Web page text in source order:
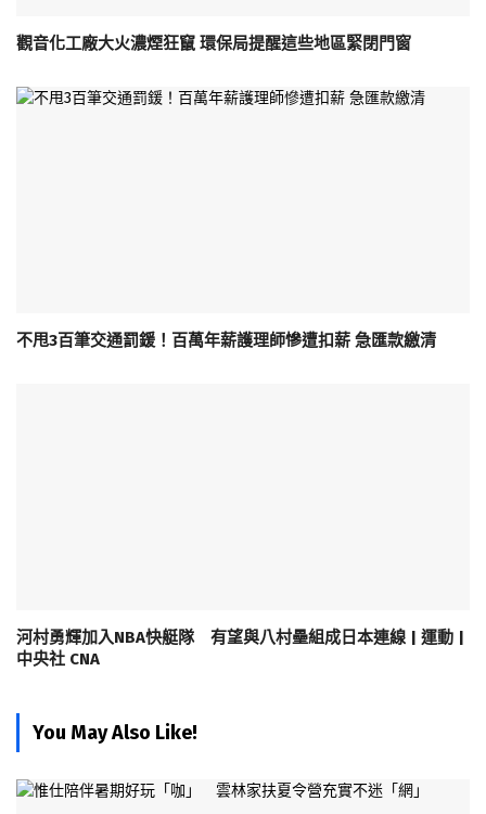
觀音化工廠大火濃煙狂竄 環保局提醒這些地區緊閉門窗
不甩3百筆交通罰鍰！百萬年薪護理師慘遭扣薪 急匯款繳清
河村勇輝加入NBA快艇隊 有望與八村壘組成日本連線 | 運動 |
中央社 CNA
You May Also Like!